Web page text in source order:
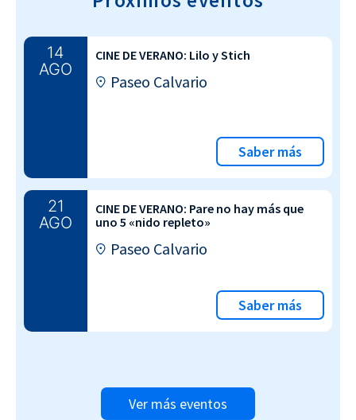
14
AGO
CINE DE VERANO: Lilo y Stich
Paseo Calvario
Saber más
21
AGO
CINE DE VERANO: Pare no hay más que
uno 5 «nido repleto»
Paseo Calvario
Saber más
Ver más eventos